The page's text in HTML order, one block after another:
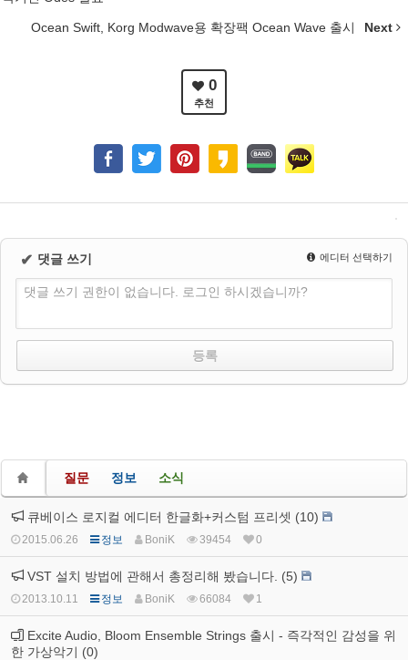
Ocean Swift, Korg Modwave용 확장팩 Ocean Wave 출시 Next
0
추천
✔ 댓글 쓰기 에디터 선택하기
댓글 쓰기 권한이 없습니다. 로그인 하시겠습니까?
질문 정보 소식
큐베이스 로지컬 에디터 한글화+커스텀 프리셋 (10)
2015.06.26 정보 BoniK 39454 0
VST 설치 방법에 관해서 총정리해 봤습니다. (5)
2013.10.11 정보 BoniK 66084 1
Excite Audio, Bloom Ensemble Strings 출시 - 즉각적인 감성을 위
한 가상악기 (0)